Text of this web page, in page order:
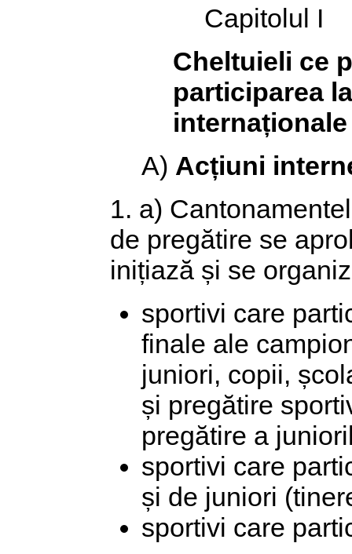
Capitolul I
Cheltuieli ce
participarea
internaționale
A) Acțiuni
1. a)
de pregătire se
inițiază și se
sportivi care
finale ale
juniori, copii,
și pregătire
pregătire a
sportivi care
și de juniori
sportivi care